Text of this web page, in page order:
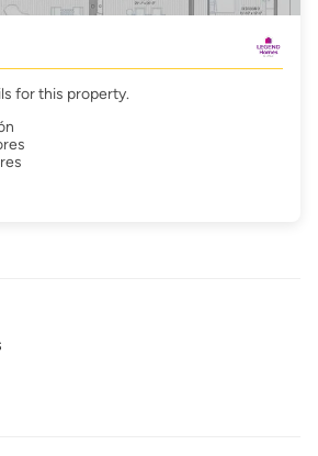
for this property.